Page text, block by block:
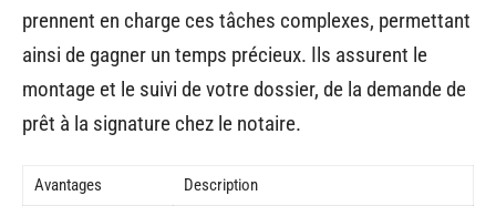
prennent en charge ces tâches complexes, permettant
ainsi de gagner un temps précieux. Ils assurent le
montage et le suivi de votre dossier, de la demande de
prêt à la signature chez le notaire.
Avantages
Description